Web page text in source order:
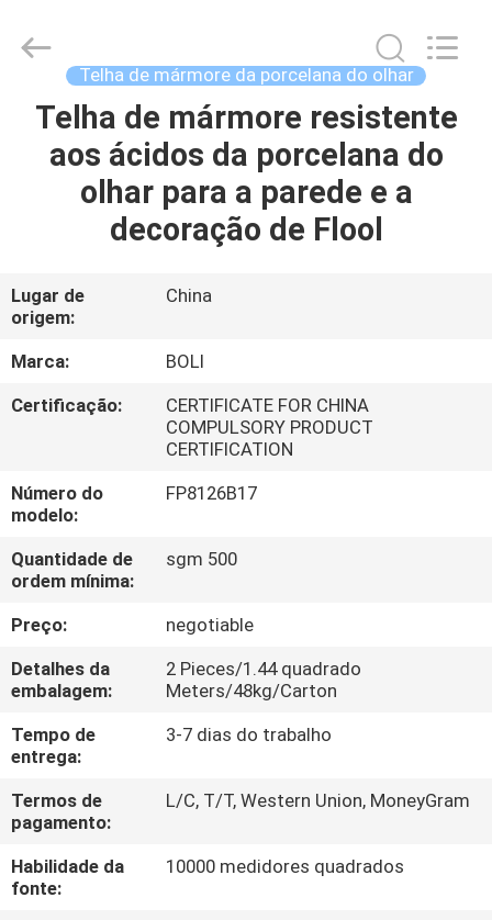
PARA
CASA
PRODUTOS
VÍDEOS
SOBRE
NÓS
À
FÁBRICA
CONTROLE
DE
QUALIDADE
CONTACTE-
NOS
SOLICITE UM
ORÇAMENTO
CERAMICS
CO.,LTD..
Reserved.
Telha de mármore da porcelana do olhar
Telha de mármore resistente
aos ácidos da porcelana do
olhar para a parede e a
decoração de Flool
Lugar de
origem:
China
Marca:
BOLI
Certificação:
CERTIFICATE FOR CHINA
COMPULSORY PRODUCT
CERTIFICATION
Número do
modelo:
FP8126B17
Quantidade de
ordem mínima:
sgm 500
Preço:
negotiable
Detalhes da
embalagem:
2 Pieces/1.44 quadrado
Meters/48kg/Carton
Tempo de
entrega:
3-7 dias do trabalho
Termos de
pagamento:
L/C, T/T, Western Union, MoneyGram
Habilidade da
fonte:
10000 medidores quadrados